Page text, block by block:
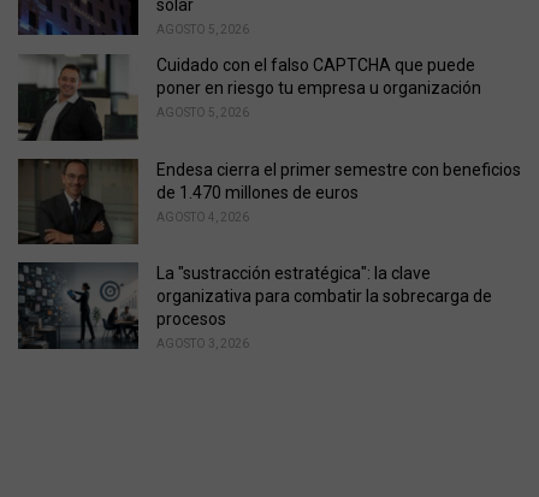
solar
AGOSTO 5, 2026
Cuidado con el falso CAPTCHA que puede
poner en riesgo tu empresa u organización
AGOSTO 5, 2026
Endesa cierra el primer semestre con beneficios
de 1.470 millones de euros
AGOSTO 4, 2026
La "sustracción estratégica": la clave
organizativa para combatir la sobrecarga de
procesos
AGOSTO 3, 2026